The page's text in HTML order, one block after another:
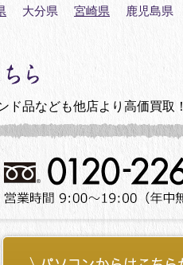
大分県 宮崎県 鹿児島県
ド品なども他店より高価買取！